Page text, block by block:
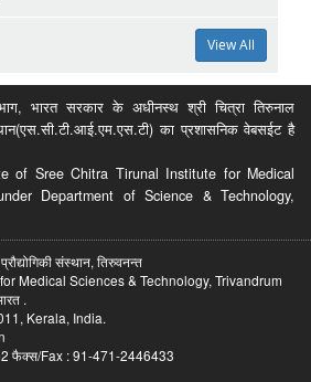
View All
भारत सरकार के अधीनस्थ श्री चित्रा तिरुनाल
का प्रशासनिक वेबसईट है
of Sree Chitra Tirunal Institute for Medical
Department of Science & Technology,
संस्थान, तिरुवनन्त
Medical Sciences & Technology, Trivandrum
.
Kerala, India.
फैक्स/Fax : 91-471-2446433